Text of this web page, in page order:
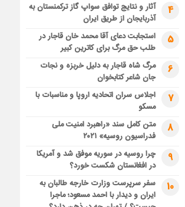
4
آثار و نتایج توافق سواپ گاز ترکمنستان به
آذربایجان از طریق ایران
5
استجابت دعای آقا محمد خان قاجار در
طلب حق مرگ برای کاترین کبیر
6
مرگ شاه قاجار به دلیل خربزه و نجات
جان شاعر کتابخوان
7
اجلاس سران اتحادیه اروپا و مناسبات با
مسکو
8
متن کامل سند «راهبرد امنیت ملی
فدراسیون روسیه» ۲۰۲۱
9
چرا روسیه در سوریه موفق شد و آمریکا
در افغانستان شکست خورد؟
10
سفر سرپرست وزارت خارجه طالبان به
ایران و دیدار با احمد مسعود؛ ماجرا